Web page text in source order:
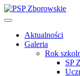
Aktualności
Galeria
Rok
SP